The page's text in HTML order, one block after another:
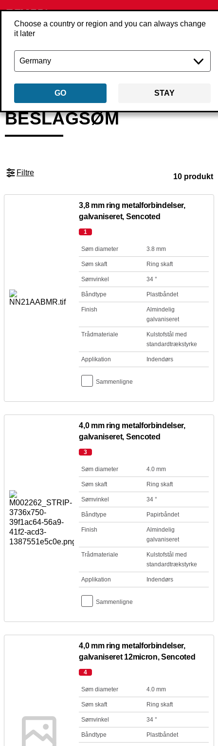
Choose a country or region and you can always change
it later
GO STAY
Tilbage Produkter Befæstigelse
BESLAGSØM
Filtre 10 produkt
3,8 mm ring metalforbindelser,
galvaniseret, Sencoted
1
Søm diameter 3.8 mm
Søm skaft Ring skaft
Sømvinkel 34 °
Båndtype Plastbåndet
Finish
Almindelig
galvaniseret
Trådmateriale
Kulstofstål med
standardtrækstyrke
Applikation Indendørs
Sammenligne
4,0 mm ring metalforbindelser,
galvaniseret, Sencoted
3
Søm diameter 4.0 mm
Søm skaft Ring skaft
Sømvinkel 34 °
Båndtype Papirbåndet
Finish
Almindelig
galvaniseret
Trådmateriale
Kulstofstål med
standardtrækstyrke
Applikation Indendørs
Sammenligne
4,0 mm ring metalforbindelser,
galvaniseret 12micron, Sencoted
4
Søm diameter 4.0 mm
Søm skaft Ring skaft
Sømvinkel 34 °
Båndtype Plastbåndet